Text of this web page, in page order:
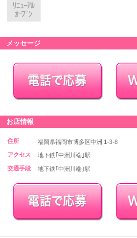
メッセージ
お店情報
住所
福岡県福岡市博多区中洲 1-3-8
アクセス
地下鉄｢中洲川端｣駅
交通手段
地下鉄｢中洲川端｣駅